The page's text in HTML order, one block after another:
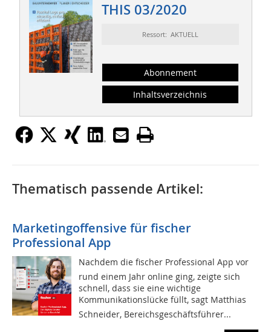
THIS 03/2020
Ressort: AKTUELL
Abonnement
Inhaltsverzeichnis
Thematisch passende Artikel:
Marketingoffensive für fischer
Professional App
Nachdem die fischer Professional App vor
rund einem Jahr online ging, zeigte sich
schnell, dass sie eine wichtige
Kommunikationslücke füllt, sagt Matthias
Schneider, Bereichsgeschäftsführer...